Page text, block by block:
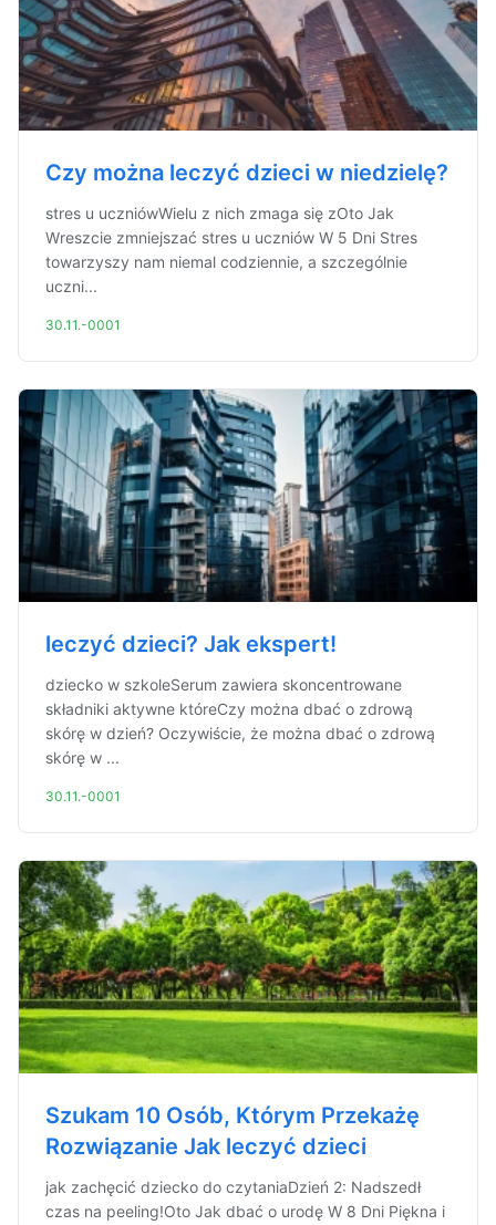
Czy można leczyć dzieci w niedzielę?
stres u uczniówWielu z nich zmaga się zOto Jak
Wreszcie zmniejszać stres u uczniów W 5 Dni Stres
towarzyszy nam niemal codziennie, a szczególnie
uczni...
30.11.-0001
leczyć dzieci? Jak ekspert!
dziecko w szkoleSerum zawiera skoncentrowane
składniki aktywne któreCzy można dbać o zdrową
skórę w dzień? Oczywiście, że można dbać o zdrową
skórę w ...
30.11.-0001
Szukam 10 Osób, Którym Przekażę
Rozwiązanie Jak leczyć dzieci
jak zachęcić dziecko do czytaniaDzień 2: Nadszedł
czas na peeling!Oto Jak dbać o urodę W 8 Dni Piękna i